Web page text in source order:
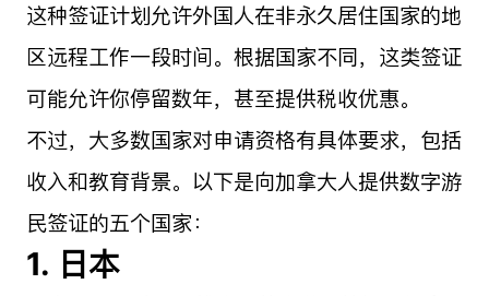
这种签证计划允许外国人在非永久居住国家的地
区远程工作一段时间。根据国家不同，这类签证
可能允许你停留数年，甚至提供税收优惠。
不过，大多数国家对申请资格有具体要求，包括
收入和教育背景。以下是向加拿大人提供数字游
民签证的五个国家：
1. 日本